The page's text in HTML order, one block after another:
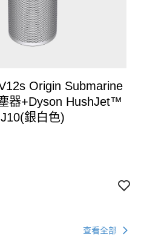
Origin Submarine
器+Dyson HushJet™
銀白色)
查看全部